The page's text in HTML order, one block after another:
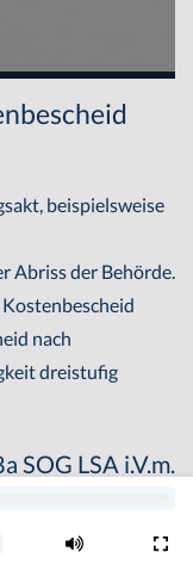
beispielsweise
Abriss der Behörde.
nach
dreistufig
SOG LSA i.V.m.
SOG LSA)